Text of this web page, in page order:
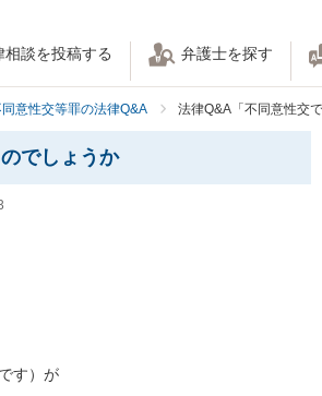
相談を投稿する 弁護士を探す
同意性交等罪の法律Q&A 法律Q&A「不同意性交
でしょうか
す）が